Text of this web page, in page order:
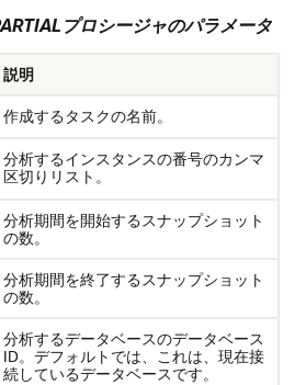
プロシージャのパラメータ
説明
作成するタスクの名前。
分析するインスタンスの番号のカンマ
区切りリスト。
分析期間を開始するスナップショット
の数。
分析期間を終了するスナップショット
の数。
分析するデータベースのデータベース
ID。デフォルトでは、これは、現在接
続しているデータベースです。